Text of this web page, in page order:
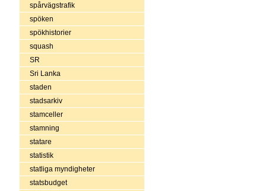
spårvägstrafik
spöken
spökhistorier
squash
SR
Sri Lanka
staden
stadsarkiv
stamceller
stamning
statare
statistik
statliga myndigheter
statsbudget